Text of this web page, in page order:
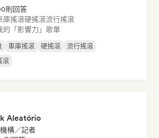
則回答
庫搖滾硬搖滾流行搖滾
的「影響力」歌單
車庫搖滾 硬搖滾
流行搖滾
滾
Aleatório
構／記者